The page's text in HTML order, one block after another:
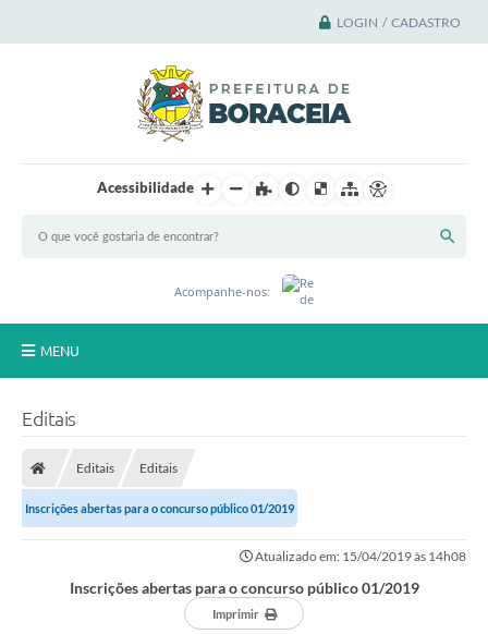
LOGIN / CADASTRO
Acessibilidade
Acompanhe-nos:
MENU
Notícias
Editais
Editais Editais
Inscrições abertas para o concurso público 01/2019
Atualizado em: 15/04/2019 às 14h08
Inscrições abertas para o concurso público 01/2019
Imprimir